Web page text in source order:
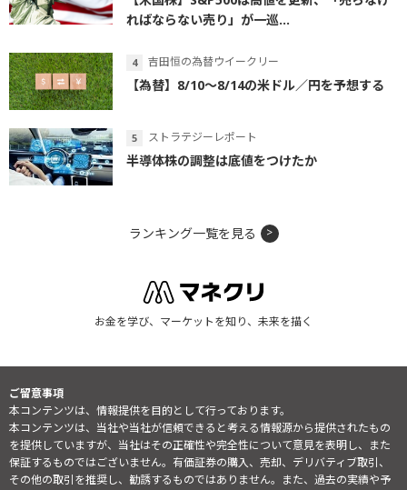
ればならない売り」が一巡...
吉田恒の為替ウイークリー
【為替】8/10～8/14の米ドル／円を予想する
ストラテジーレポート
半導体株の調整は底値をつけたか
ランキング一覧を見る
お金を学び、マーケットを知り、未来を描く
ご留意事項
本コンテンツは、情報提供を目的として行っております。
本コンテンツは、当社や当社が信頼できると考える情報源から提供されたもの
を提供していますが、当社はその正確性や完全性について意見を表明し、また
保証するものではございません。有価証券の購入、売却、デリバティブ取引、
その他の取引を推奨し、勧誘するものではありません。また、過去の実績や予